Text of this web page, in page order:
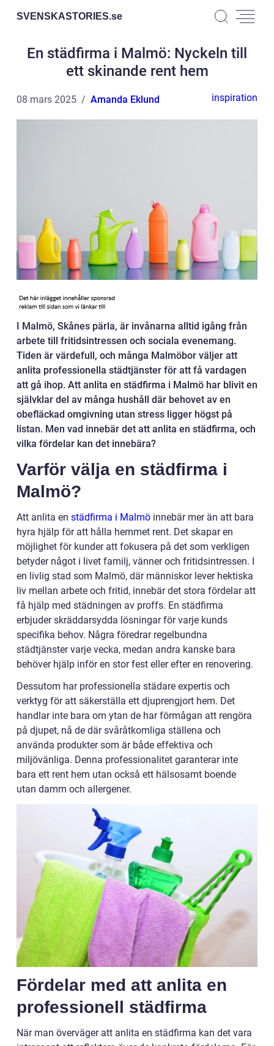
SVENSKASTORIES.se
En städfirma i Malmö: Nyckeln till
ett skinande rent hem
08 mars 2025 Amanda Eklund inspiration
I Malmö, Skånes pärla, är invånarna alltid igång från
arbete till fritidsintressen och sociala evenemang.
Tiden är värdefull, och många Malmöbor väljer att
anlita professionella städtjänster för att få vardagen
att gå ihop. Att anlita en städfirma i Malmö har blivit en
självklar del av många hushåll där behovet av en
obefläckad omgivning utan stress ligger högst på
listan. Men vad innebär det att anlita en städfirma, och
vilka fördelar kan det innebära?
Varför välja en städfirma i
Malmö?
Att anlita en städfirma i Malmö innebär mer än att bara
hyra hjälp för att hålla hemmet rent. Det skapar en
möjlighet för kunder att fokusera på det som verkligen
betyder något i livet familj, vänner och fritidsintressen. I
en livlig stad som Malmö, där människor lever hektiska
liv mellan arbete och fritid, innebär det stora fördelar att
få hjälp med städningen av proffs. En städfirma
erbjuder skräddarsydda lösningar för varje kunds
specifika behov. Några föredrar regelbundna
städtjänster varje vecka, medan andra kanske bara
behöver hjälp inför en stor fest eller efter en renovering.
Dessutom har professionella städare expertis och
verktyg för att säkerställa ett djuprengjort hem. Det
handlar inte bara om ytan de har förmågan att rengöra
på djupet, nå de där svåråtkomliga ställena och
använda produkter som är både effektiva och
miljövänliga. Denna professionalitet garanterar inte
bara ett rent hem utan också ett hälsosamt boende
utan damm och allergener.
Fördelar med att anlita en
professionell städfirma
När man överväger att anlita en städfirma kan det vara